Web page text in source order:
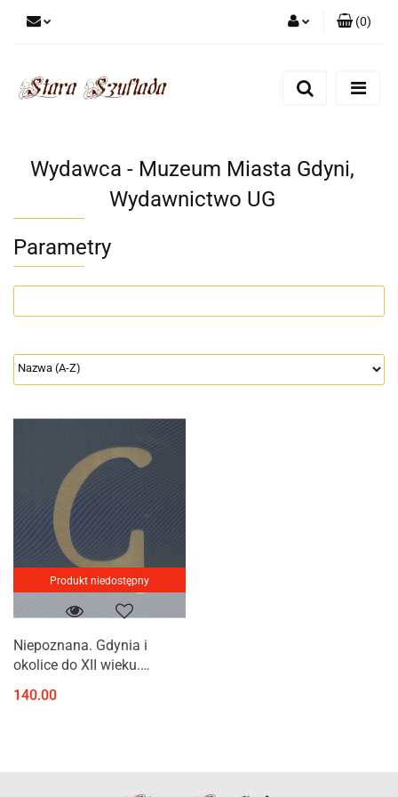
Zarejestruj się
(0)
Wydawca - Muzeum Miasta Gdyni,
Wydawnictwo UG
Parametry
Produkt niedostępny
Niepoznana. Gdynia i
okolice do XII wieku.
140.00